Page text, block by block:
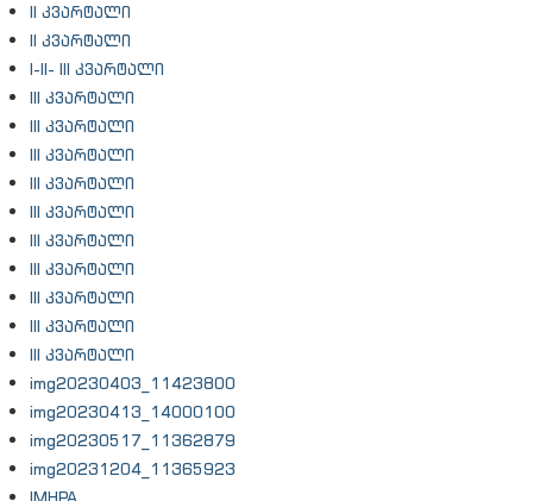
II კვარტალი
II კვარტალი
I-II- III კვარტალი
III კვარტალი
III კვარტალი
III კვარტალი
III კვარტალი
III კვარტალი
III კვარტალი
III კვარტალი
III კვარტალი
III კვარტალი
III კვარტალი
img20230403_11423800
img20230413_14000100
img20230517_11362879
img20231204_11365923